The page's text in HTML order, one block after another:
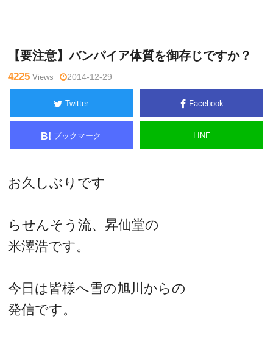
【要注意】バンパイア体質を御存じですか？
4225 Views 2014-12-29
Twitter Facebook
B! ブックマーク LINE
お久しぶりです
らせんそう流、昇仙堂の
米澤浩です。
今日は皆様へ雪の旭川からの
発信です。